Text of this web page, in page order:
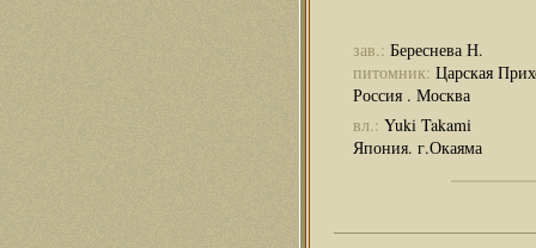
зав.: Береснева Н.
питомник: Царская
Россия . Москва
вл.: Yuki Takami
Япония. г.Окаяма